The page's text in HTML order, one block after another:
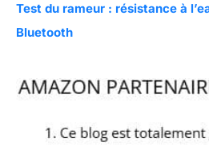
Test du rameur : résistance à
Bluetooth